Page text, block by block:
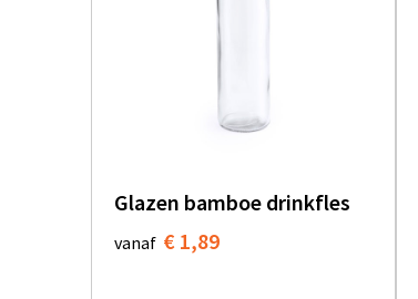
Glazen bamboe drinkfles
vanaf € 1,89